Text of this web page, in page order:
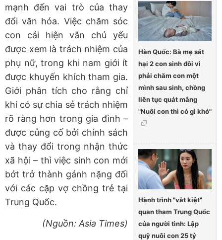
Hàn Quốc: Bà mẹ sát
hại 2 con sinh đôi vì
phải chăm con một
mình sau sinh, chồng
liên tục quát mắng
"Nuôi con thì có gì khó"
Hành trình "vắt kiệt"
quan tham Trung Quốc
của người tình: Lập
quỹ nuôi con 25 tỷ
mạnh đến vai trò của thay
đổi văn hóa. Việc chăm sóc
con cái hiện vẫn chủ yếu
được xem là trách nhiệm của
phụ nữ, trong khi nam giới ít
được khuyến khích tham gia.
Giới phân tích cho rằng chỉ
khi có sự chia sẻ trách nhiệm
rõ ràng hơn trong gia đình –
được củng cố bởi chính sách
và thay đổi trong nhận thức
xã hội – thì việc sinh con mới
bớt trở thành gánh nặng đối
với các cặp vợ chồng trẻ tại
Trung Quốc.
(Nguồn: Asia Times)